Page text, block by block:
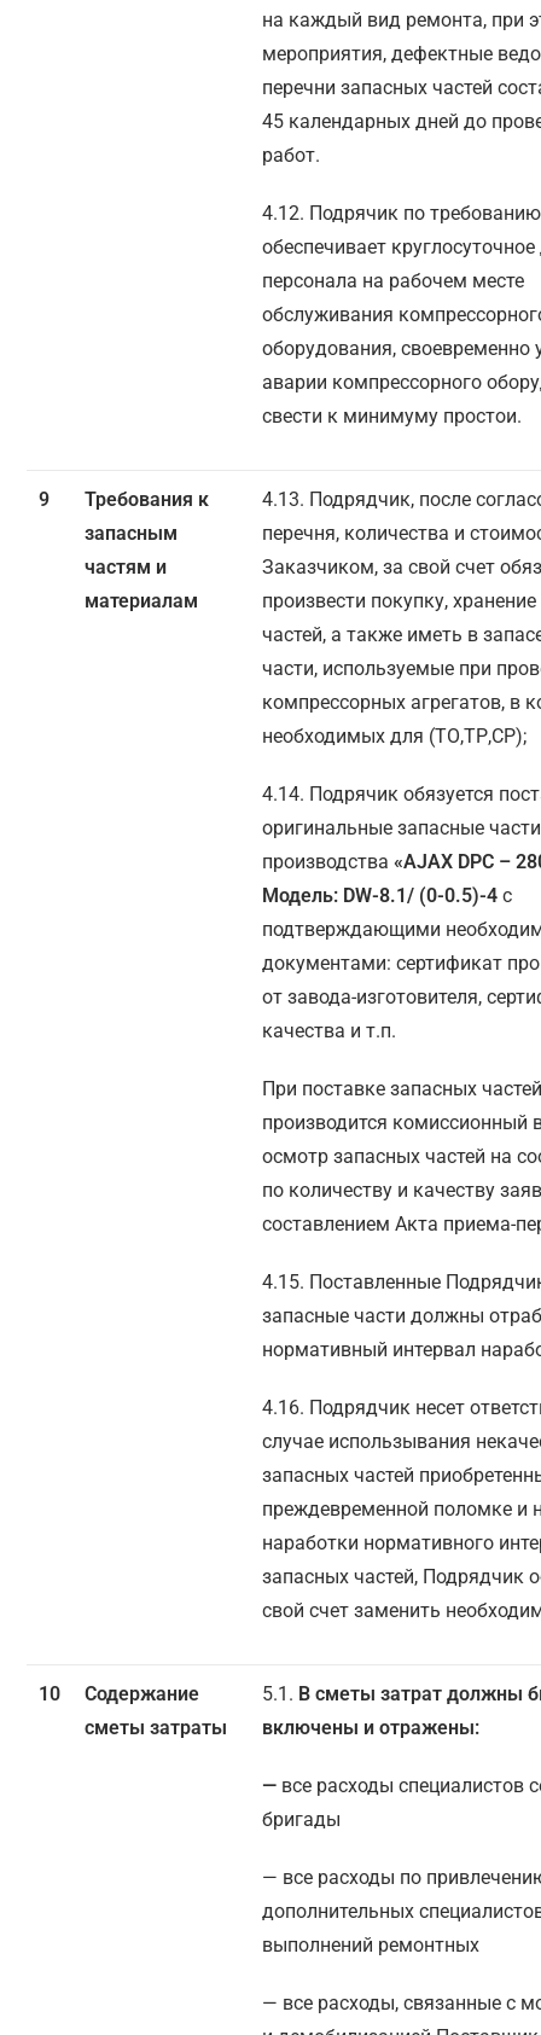
на каждый вид ремонта, при
мероприятия, дефектные
перечни запасных частей
45 календарных дней до
работ.
4.12. Подрячик по
обеспечивает
персонала на рабочем месте
обслуживания
оборудования, своевременно
аварии компрессорного
свести к минимуму простои.
9
Требования к
запасным
частям и
материалам
4.13. Подрядчик, после
перечня, количества и
Заказчиком, за свой счет
произвести покупку,
частей, а также иметь в
части, используемые при
компрессорных агрегатов, в
необходимых для (ТО,ТР,СР);
4.14. Подрячик обязуется
оригинальные запасные части
производства«AJAX DPC –
Модель: DW-8.1/ (0-0.5)-4 с
подтверждающими
документами: сертификат
от завода-изготовителя,
качества и т.п.
При поставке запасных
производится комиссионный
осмотр запасных частей на
по количеству и качеству
составлением Акта приема-
4.15. Поставленные
запасные части должны
нормативный интервал
4.16. Подрядчик несет
случае использывания
запасных частей
преждевременной поломке и
наработки нормативного
запасных частей, Подрядчик
свой счет заменить
10
Содержание
сметы затраты
5.1. В сметы затрат должны
включены и отражены:
— все расходы специалистов
бригады
— все расходы по
дополнительных
выполнений ремонтных
— все расходы, связанные с